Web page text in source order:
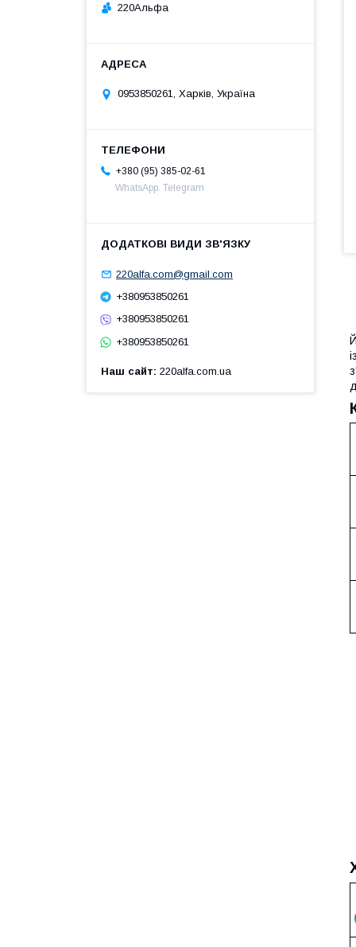
220Альфа
0953850261, Харків, Україна
+380 (95) 385-02-61
WhatsApp. Telegram
220alfa.com@gmail.com
+380953850261
+380953850261
+380953850261
Наш сайт 220alfa.com.ua